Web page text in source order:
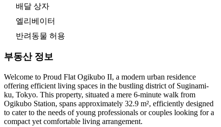
배달 상자
엘리베이터
반려동물 허용
부동산 정보
Welcome to Proud Flat Ogikubo II, a modern urban residence
offering efficient living spaces in the bustling district of Suginami-
ku, Tokyo. This property, situated a mere 6-minute walk from
Ogikubo Station, spans approximately 32.9 m², efficiently designed
to cater to the needs of young professionals or couples looking for a
compact yet comfortable living arrangement.